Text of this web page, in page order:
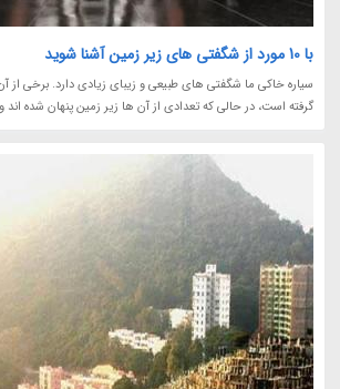
با 10 مورد از شگفتی های زیر زمین آشنا شوید
سیاره خاکی ما شگفتی های طبیعی و زیبای زیادی دارد. برخی از
گرفته است، در حالی که تعدادی از آن ها زیر زمین پنهان شده اند